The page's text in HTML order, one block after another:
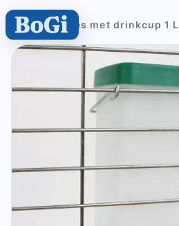
Drinkfles met drinkcup 1 L